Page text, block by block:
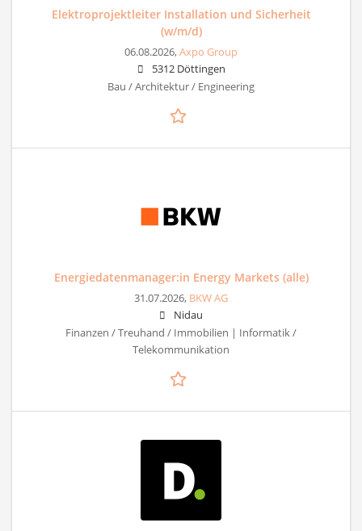
Elektroprojektleiter Installation und Sicherheit
(w/m/d)
06.08.2026,Axpo Group
5312 Döttingen
Bau / Architektur / Engineering
Energiedatenmanager:in Energy Markets (alle)
31.07.2026, BKW AG
Nidau
Finanzen / Treuhand / Immobilien | Informatik /
Telekommunikation